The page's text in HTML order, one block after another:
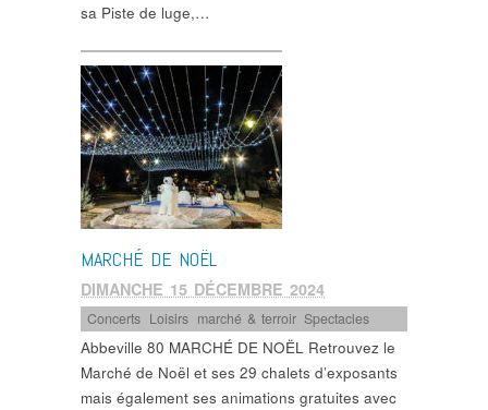
sa Piste de luge,…
MARCHÉ DE NOËL
DIMANCHE 15 DÉCEMBRE 2024
Concerts Loisirs marché & terroir,Spectacles
Abbeville 80 MARCHÉ DE NOËL Retrouvez le
Marché de Noël et ses 29 chalets d’exposants
mais également ses animations gratuites avec